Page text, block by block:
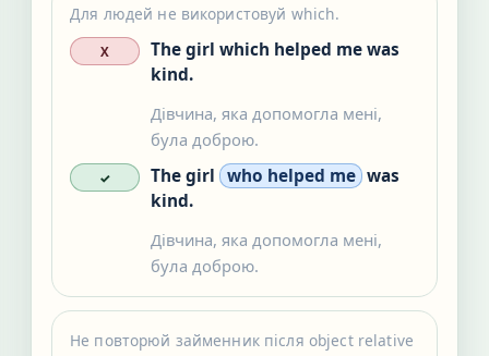
Для людей не використовуй which.
X
The girl which helped me was
kind.
Дівчина, яка допомогла мені,
була доброю.
✓ The girl who helped me was
kind.
Дівчина, яка допомогла мені,
була доброю.
Не повторюй займенник після object relative